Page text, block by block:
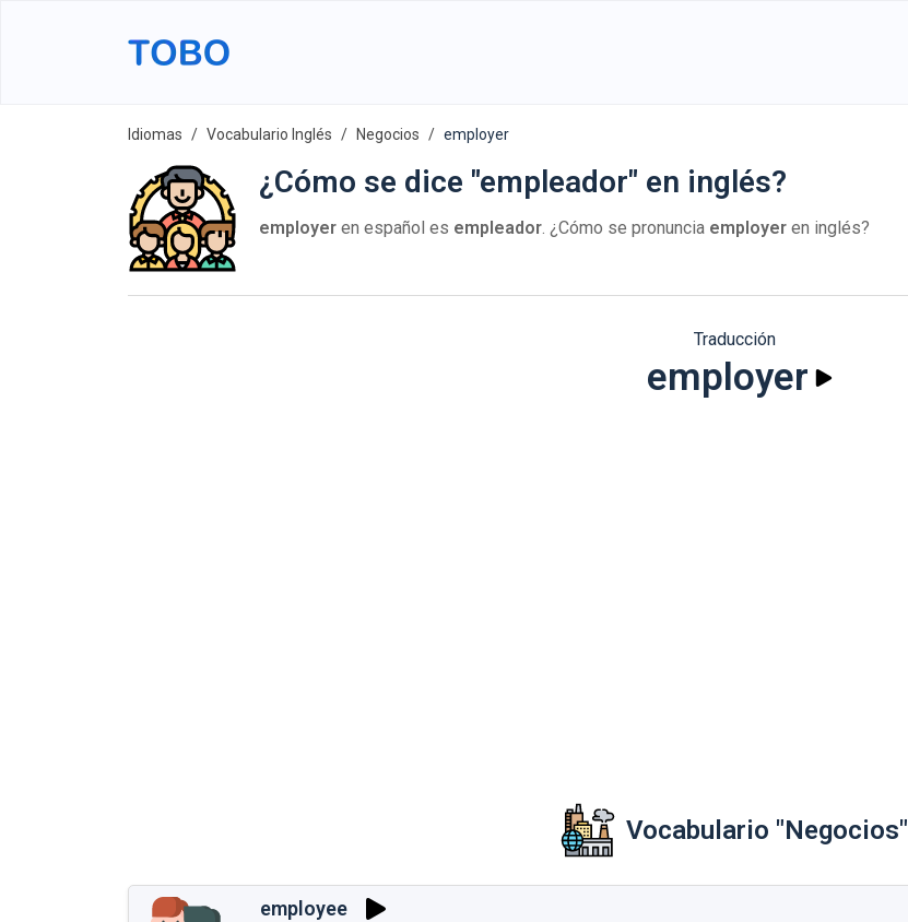
Idiomas Vocabulario Inglés Negocios employer
¿Cómo se dice "empleador" en inglés?
employer en español es empleador. ¿Cómo se pronuncia employer en inglés?
Traducción
employer
Vocabulario "Negocios"
employee